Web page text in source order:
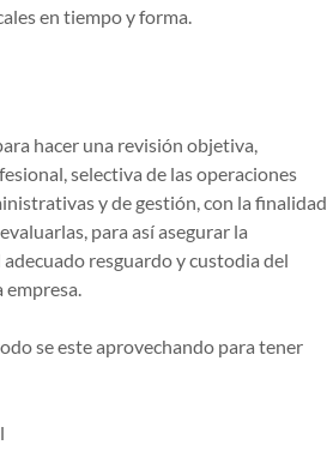
en tiempo y forma.
hacer una revisión objetiva,
selectiva de las operaciones
y de gestión, con la finalidad
para así asegurar la
resguardo y custodia del
se este aprovechando para tener